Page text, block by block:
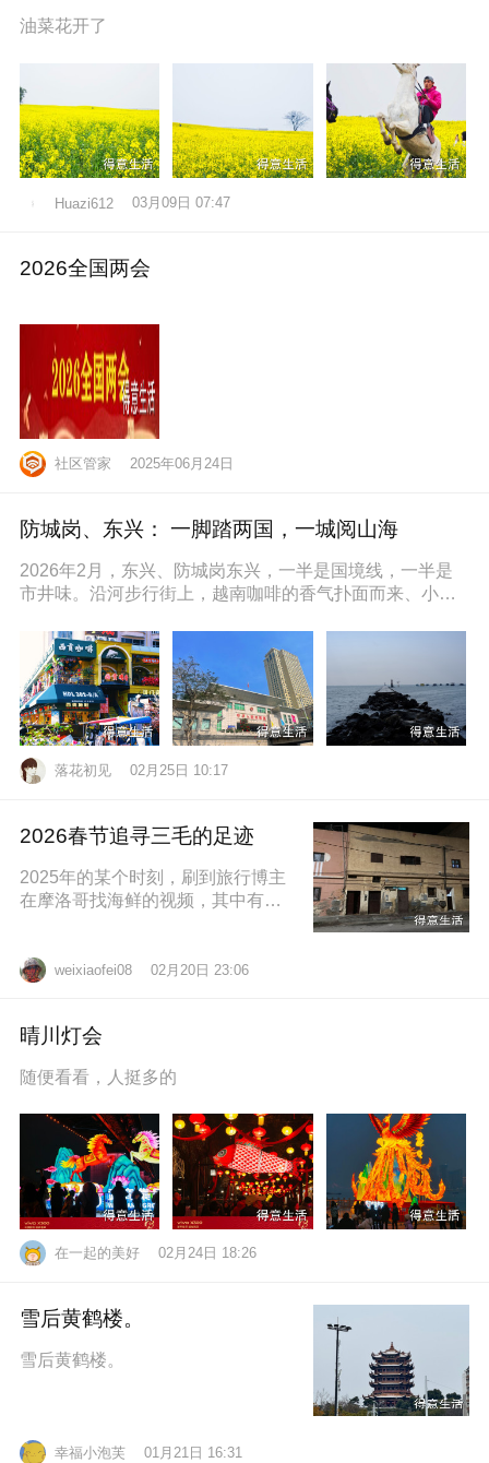
油菜花开了
Huazi612 03月09日 07:47
2026全国两会
社区管家 2025年06月24日
防城岗、东兴： 一脚踏两国，一城阅山海
2026年2月，东兴、防城岗东兴，一半是国境线，一半是
市井味。沿河步行街上，越南咖啡的香气扑面而来、小摊
落花初见 02月25日 10:17
2026春节追寻三毛的足迹
2025年的某个时刻，刷到旅行博主
在摩洛哥找海鲜的视频，其中有个
地拍照留weixiaofei08 02月20日 23:06
晴川灯会
随便看看，人挺多的
在一起的美好 02月24日 18:26
雪后黄鹤楼。
雪后黄鹤楼。
幸福小泡芙 01月21日 16:31